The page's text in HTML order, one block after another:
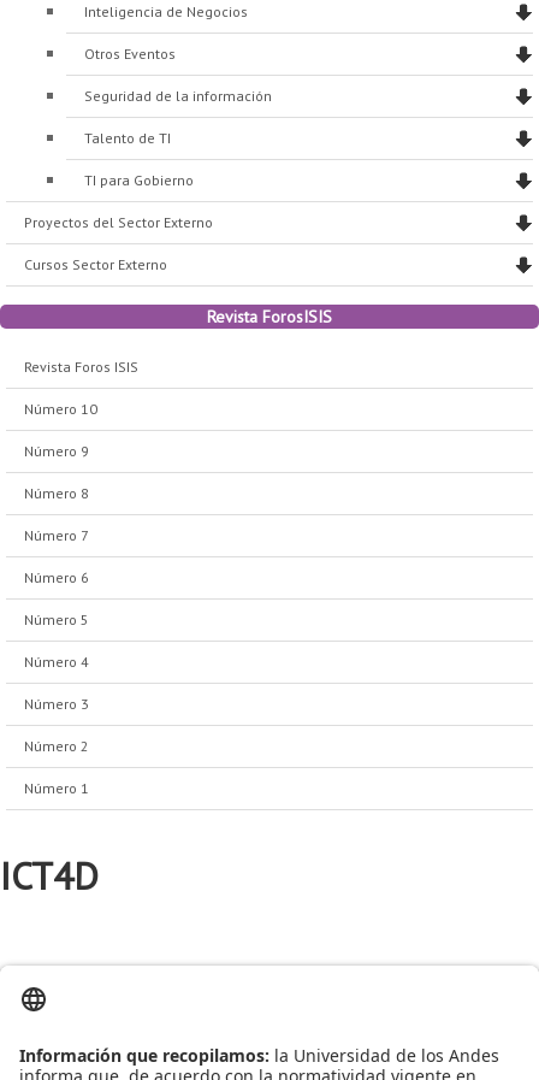
Inteligencia de Negocios
Otros Eventos
Seguridad de la información
Talento de TI
TI para Gobierno
Proyectos del Sector Externo
Cursos Sector Externo
Revista ForosISIS
Revista Foros ISIS
Número 10
Número 9
Número 8
Número 7
Número 6
Número 5
Número 4
Número 3
Número 2
Número 1
ICT4D
1er
Desarrollo